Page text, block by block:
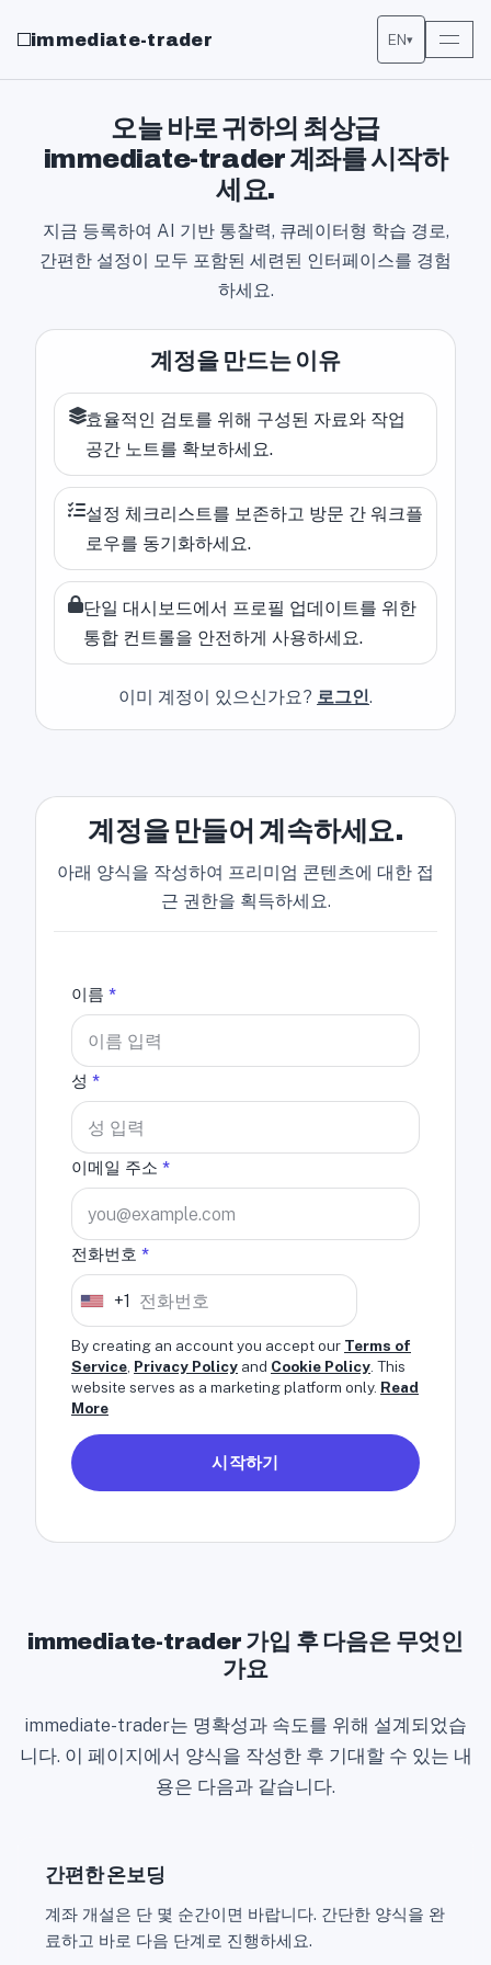
immediate-trader EN▾
오늘 바로 귀하의 최상급
immediate-trader 계좌를 시작하
세요.
지금 등록하여 AI 기반 통찰력, 큐레이터형 학습 경로,
간편한 설정이 모두 포함된 세련된 인터페이스를 경험
하세요.
계정을 만드는 이유
효율적인 검토를 위해 구성된 자료와 작업
공간 노트를 확보하세요.
설정 체크리스트를 보존하고 방문 간 워크플
로우를 동기화하세요.
단일 대시보드에서 프로필 업데이트를 위한
통합 컨트롤을 안전하게 사용하세요.
이미 계정이 있으신가요? 로그인.
계정을 만들어 계속하세요.
아래 양식을 작성하여 프리미엄 콘텐츠에 대한 접
근 권한을 획득하세요.
이름 *
성 *
이메일 주소 *
전화번호 *
U
n
i
t
S
a
s
+1
By creating an account you accept our Terms of
Service Privacy Policy and Cookie Policy . This
website serves as a marketing platform only. Read
More
시작하기
immediate-trader 가입 후 다음은 무엇인
가요
immediate-trader는 명확성과 속도를 위해 설계되었습
니다. 이 페이지에서 양식을 작성한 후 기대할 수 있는 내
용은 다음과 같습니다.
간편한 온보딩
계좌 개설은 단 몇 순간이면 바랍니다. 간단한 양식을 완
료하고 바로 다음 단계로 진행하세요.